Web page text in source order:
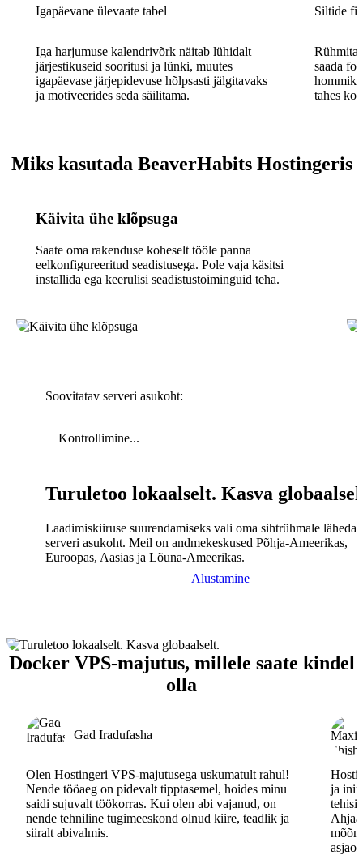
Igapäevane ülevaate tabel
Iga harjumuse kalendrivõrk näitab lühidalt
järjestikuseid sooritusi ja lünki, muutes
igapäevase järjepidevuse hõlpsasti jälgitavaks
ja motiveerides seda säilitama.
Siltide
Rühmita
saada
tahes
Miks kasutada BeaverHabits Hostingeris
Käivita ühe klõpsuga
Saate oma rakenduse koheselt tööle panna
eelkonfigureeritud seadistusega. Pole vaja käsitsi
installida ega keerulisi seadistustoiminguid teha.
Soovitatav serveri asukoht:
Kontrollimine...
Turuletoo lokaalselt. Kasva
Laadimiskiiruse suurendamiseks vali oma sihtrühmale lähedal
serveri asukoht. Meil on andmekeskused Põhja-Ameerikas,
Euroopas, Aasias ja Lõuna-Ameerikas.
Alustamine
Docker VPS-majutus, millele saate kindel
olla
Gad Iradufasha
Olen Hostingeri VPS-majutusega uskumatult rahul!
Nende tööaeg on pidevalt tipptasemel, hoides minu
saidi sujuvalt töökorras. Kui olen abi vajanud, on
nende tehniline tugimeeskond olnud kiire, teadlik ja
siiralt abivalmis.
ja